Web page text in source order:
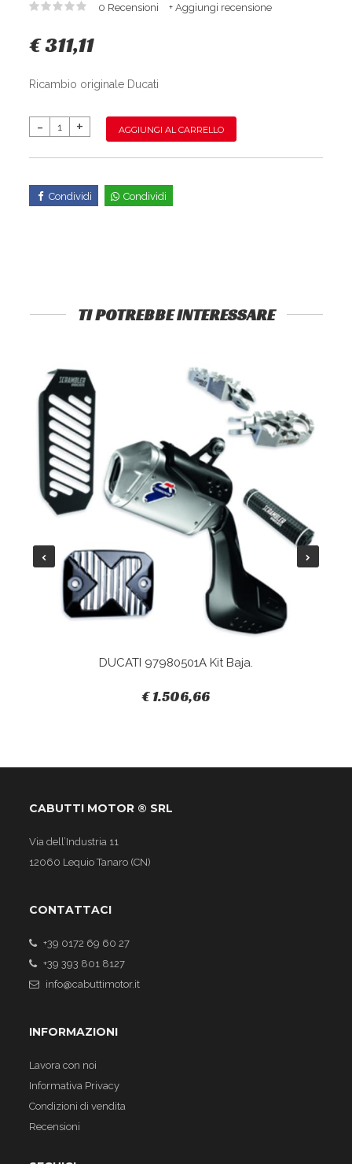
0 Recensioni + Aggiungi recensione
€ 311,11
Ricambio originale Ducati
AGGIUNGI AL CARRELLO
Condividi Condividi
TI POTREBBE INTERESSARE
DUCATI 97980501A Kit Baja.
€ 1.506,66
CABUTTI MOTOR ® SRL
Via dell’Industria 11
12060 Lequio Tanaro (CN)
CONTATTACI
+39 0172 69 60 27
+39 393 801 8127
info@cabuttimotor.it
INFORMAZIONI
Lavora con noi
Informativa Privacy
Condizioni di vendita
Recensioni